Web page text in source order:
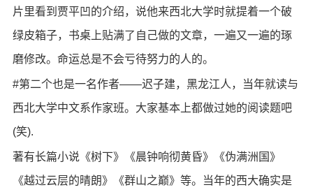
片里看到贾平凹的介绍，说他来西北大学时就提着一个破
绿皮箱子，书桌上贴满了自己做的文章，一遍又一遍的琢
磨修改。命运总是不会亏待努力的人的。
#第二个也是一名作者——迟子建，黑龙江人，当年就读与
西北大学中文系作家班。大家基本上都做过她的阅读题吧
(笑).
著有长篇小说《树下》《晨钟响彻黄昏》《伪满洲国》
《越过云层的晴朗》《群山之巅》等。当年的西大确实是